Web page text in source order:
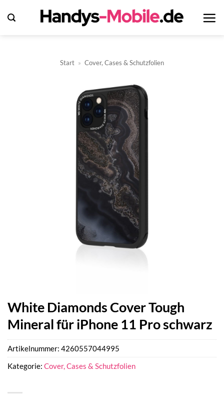
Inhalt
Start » Cover, Cases & Schutzfolien
White Diamonds Cover Tough
Mineral für iPhone 11 Pro schwarz
Artikelnummer: 4260557044995
Kategorie: Cover, Cases & Schutzfolien